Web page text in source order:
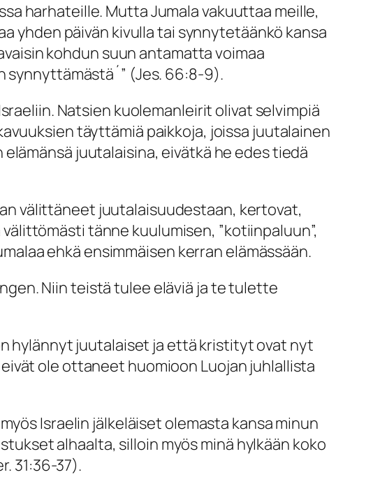
harhateille. Mutta Jumala vakuuttaa meille,
yhden päivän kivulla tai synnytetäänkö kansa
kohdun suun antamatta voimaa
synnyttämästä´” (Jes. 66:8-9).
Natsien kuolemanleirit olivat selvimpiä
täyttämiä paikkoja, joissa juutalainen
juutalaisina, eivätkä he edes tiedä
välittäneet juutalaisuudestaan, kertovat,
tänne kuulumisen, ”kotiinpaluun”,
ehkä ensimmäisen kerran elämässään.
Niin teistä tulee eläviä ja te tulette
hylännyt juutalaiset ja että kristityt ovat nyt
ole ottaneet huomioon Luojan juhlallista
Israelin jälkeläiset olemasta kansa minun
alhaalta, silloin myös minä hylkään koko
31:36-37).